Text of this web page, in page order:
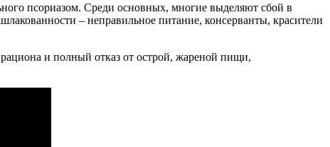
псориазом. Среди основных, многие выделяют сбой в
– неправильное питание, консерванты, красители
рациона и полный отказ от острой, жареной пищи,